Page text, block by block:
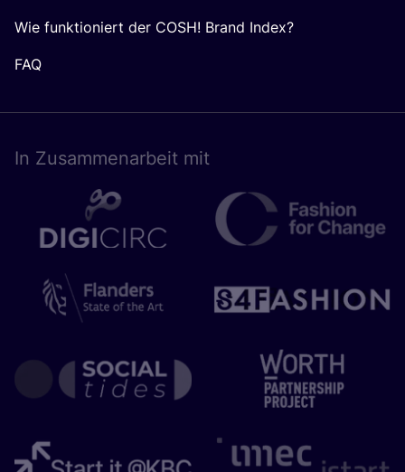
Wie funktioniert der COSH! Brand Index?
FAQ
In Zusam­men­ar­beit mit